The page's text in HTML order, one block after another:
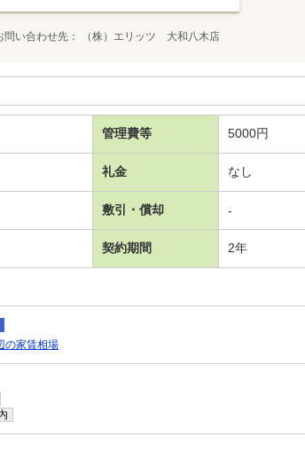
問い合わせ先 （株）エリッツ 大和八木店
管理費等 5000円
礼金 なし
敷引・償却 -
契約期間 2年
の家賃相場